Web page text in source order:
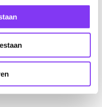
uitzonderlijke geval dat
niet wordt bereikt en de
dit ruim van te voren.
doorgaan als gevolg van
er andere voorwaarden
restitutie mogelijk is.